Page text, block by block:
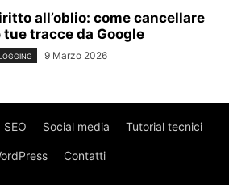
all’oblio: come cancellare
tue tracce da Google
9 Marzo 2026
SEO Social media Tutorial tecnici
Contatti